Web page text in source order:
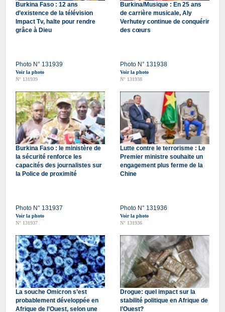
Burkina Faso : 12 ans
d’existence de la télévision
Impact Tv, halte pour rendre
grâce à Dieu
Photo N° 131939
Voir la photo
N° 131939
Burkina/Musique : En 25 ans
de carrière musicale, Aly
Verhutey continue de conquérir
des cœurs
Photo N° 131938
Voir la photo
N° 131938
Burkina Faso : le ministère de
la sécurité renforce les
capacités des journalistes sur
la Police de proximité
Photo N° 131937
Voir la photo
N° 131937
Lutte contre le terrorisme : Le
Premier ministre souhaite un
engagement plus ferme de la
Chine
Photo N° 131936
Voir la photo
N° 131936
La souche Omicron s’est
probablement développée en
Afrique de l’Ouest, selon une
Drogue: quel impact sur la
stabilité politique en Afrique de
l’Ouest?